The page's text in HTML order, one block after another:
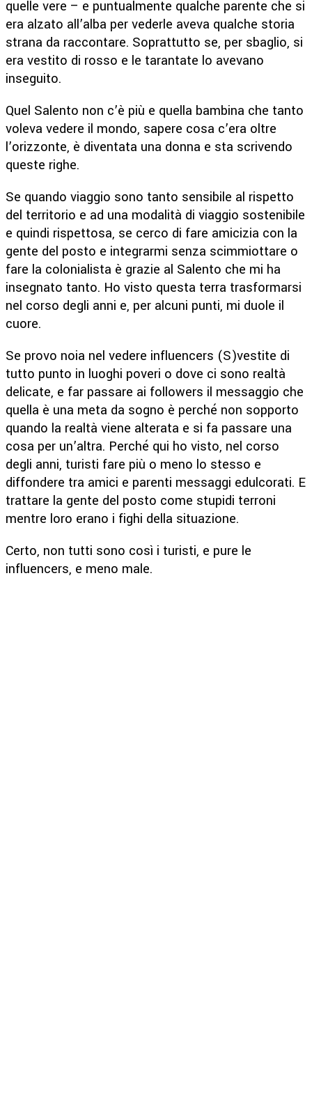
quelle vere – e puntualmente qualche parente che si
era alzato all’alba per vederle aveva qualche storia
strana da raccontare. Soprattutto se, per sbaglio, si
era vestito di rosso e le tarantate lo avevano
inseguito.
Quel Salento non c’è più e quella bambina che tanto
voleva vedere il mondo, sapere cosa c’era oltre
l’orizzonte, è diventata una donna e sta scrivendo
queste righe.
Se quando viaggio sono tanto sensibile al rispetto
del territorio e ad una modalità di viaggio sostenibile
e quindi rispettosa, se cerco di fare amicizia con la
gente del posto e integrarmi senza scimmiottare o
fare la colonialista è grazie al Salento che mi ha
insegnato tanto. Ho visto questa terra trasformarsi
nel corso degli anni e, per alcuni punti, mi duole il
cuore.
Se provo noia nel vedere influencers (S)vestite di
tutto punto in luoghi poveri o dove ci sono realtà
delicate, e far passare ai followers il messaggio che
quella è una meta da sogno è perché non sopporto
quando la realtà viene alterata e si fa passare una
cosa per un’altra. Perché qui ho visto, nel corso
degli anni, turisti fare più o meno lo stesso e
diffondere tra amici e parenti messaggi edulcorati. E
trattare la gente del posto come stupidi terroni
mentre loro erano i fighi della situazione.
Certo, non tutti sono così i turisti, e pure le
influencers, e meno male.